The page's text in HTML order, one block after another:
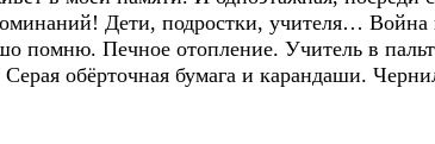
Дети, подростки, учителя… Война
помню. Печное отопление. Учитель в
обёрточная бумага и карандаши.